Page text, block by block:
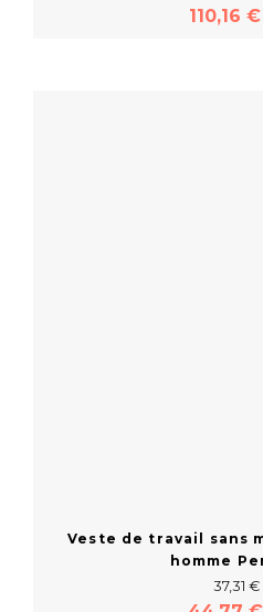
110,16
Veste de travail sans
homme
37,31 €